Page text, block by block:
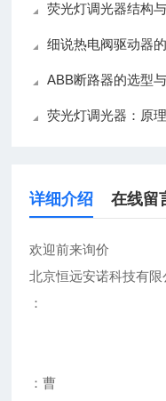
荧光灯调光器结构
细说热电阀驱动器
ABB断路器的选型
荧光灯调光器：原
详细介绍 在线留
欢迎前来询价
北京恒远安诺科技有限
：
：曹